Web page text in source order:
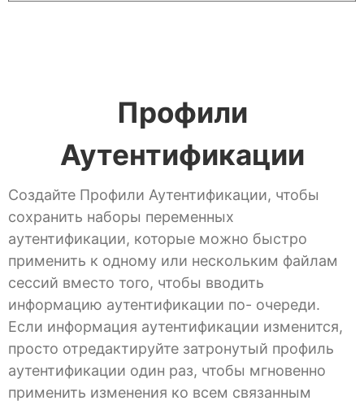
Профили
Аутентификации
Создайте Профили Аутентификации, чтобы
сохранить наборы переменных
аутентификации, которые можно быстро
применить к одному или нескольким файлам
сессий вместо того, чтобы вводить
информацию аутентификации по- очереди.
Если информация аутентификации изменится,
просто отредактируйте затронутый профиль
аутентификации один раз, чтобы мгновенно
применить изменения ко всем связанным